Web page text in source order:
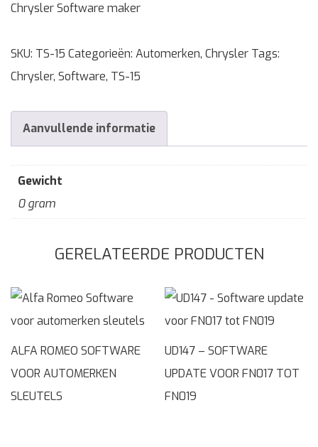
Chrysler Software maker
SKU: TS-15 Categorieën: Automerken, Chrysler Tags:
Chrysler, Software, TS-15
Aanvullende informatie
Gewicht
0 gram
GERELATEERDE PRODUCTEN
ALFA ROMEO SOFTWARE
VOOR AUTOMERKEN
SLEUTELS
UD147 – SOFTWARE
UPDATE VOOR FN017 TOT
FN019